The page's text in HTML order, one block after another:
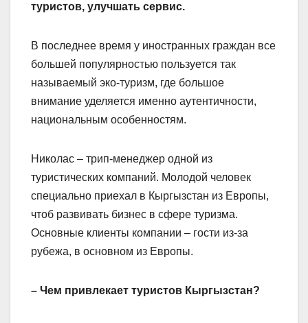
туристов, улучшать сервис.
В последнее время у иностранных граждан все
большей популярностью пользуется так
называемый эко-туризм, где большое
внимание уделяется именно аутентичности,
национальным особенностям.
Николас – трип-менеджер одной из
туристических компаний. Молодой человек
специально приехал в Кыргызстан из Европы,
чтоб развивать бизнес в сфере туризма.
Основные клиенты компании – гости из-за
рубежа, в основном из Европы.
– Чем привлекает туристов Кыргыз­стан?